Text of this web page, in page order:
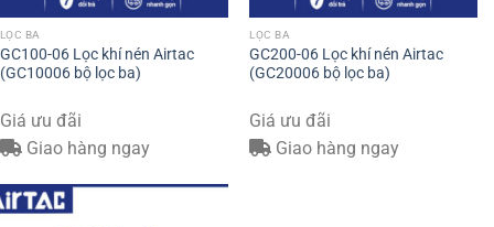
LỌC BA
GC100-06 Lọc khí nén Airtac
(GC10006 bộ lọc ba)
Giá ưu đãi
Giao hàng ngay
LỌC BA
GC200-06 Lọc khí nén Airtac
(GC20006 bộ lọc ba)
Giá ưu đãi
Giao hàng ngay